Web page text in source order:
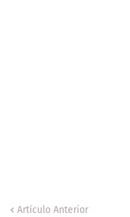
Artículo Anterior